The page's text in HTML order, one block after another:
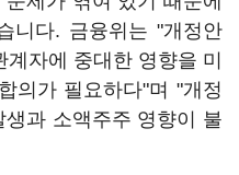
니다. 금융위는 "개정안
자에 중대한 영향을 미
의가 필요하다"며 "개정
과 소액주주 영향이 불